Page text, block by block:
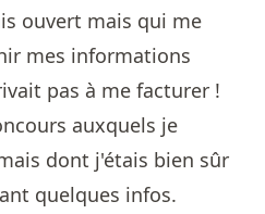
ouvert mais qui me
mes informations
pas à me facturer !
auxquels je
dont j'étais bien sûr
quelques infos.